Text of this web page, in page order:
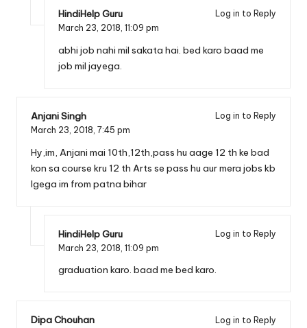
HindiHelp Guru
Log in to Reply
March 23, 2018, 11:09 pm
abhi job nahi mil sakata hai. bed karo baad me
job mil jayega.
Anjani Singh
Log in to Reply
March 23, 2018, 7:45 pm
Hy,im, Anjani mai 10th,12th,pass hu aage 12 th ke bad
kon sa course kru 12 th Arts se pass hu aur mera jobs kb
lgega im from patna bihar
HindiHelp Guru
Log in to Reply
March 23, 2018, 11:09 pm
graduation karo. baad me bed karo.
Dipa Chouhan
Log in to Reply